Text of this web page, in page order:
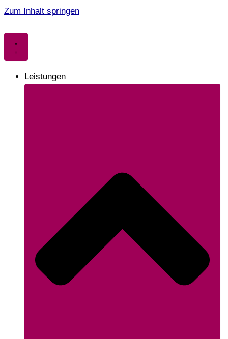
Zum Inhalt springen
Leistungen